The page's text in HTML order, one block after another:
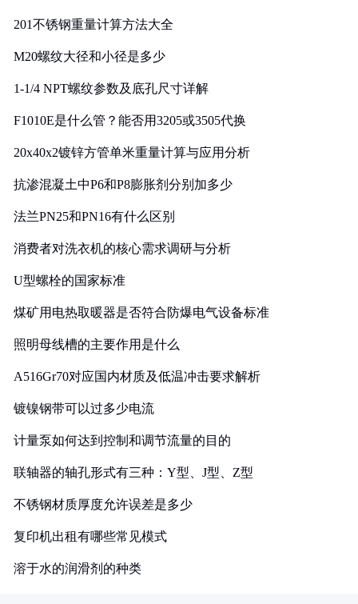
201不锈钢重量计算方法大全
M20螺纹大径和小径是多少
1-1/4 NPT螺纹参数及底孔尺寸详解
F1010E是什么管？能否用3205或3505代换
20x40x2镀锌方管单米重量计算与应用分析
抗渗混凝土中P6和P8膨胀剂分别加多少
法兰PN25和PN16有什么区别
消费者对洗衣机的核心需求调研与分析
U型螺栓的国家标准
煤矿用电热取暖器是否符合防爆电气设备标准
照明母线槽的主要作用是什么
A516Gr70对应国内材质及低温冲击要求解析
镀镍钢带可以过多少电流
计量泵如何达到控制和调节流量的目的
联轴器的轴孔形式有三种：Y型、J型、Z型
不锈钢材质厚度允许误差是多少
复印机出租有哪些常见模式
溶于水的润滑剂的种类